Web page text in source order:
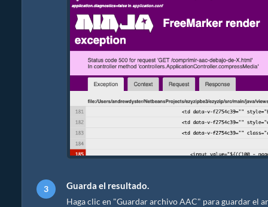
Guarda el resultado.
Haga clic en "Guardar archivo AAC" para guardar el